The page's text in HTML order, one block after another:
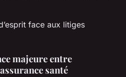
face aux litiges
majeure entre
santé